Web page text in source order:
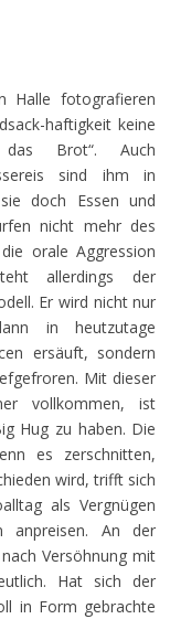
Halle fotografieren
haftigkeit keine
Brot“. Auch
sind ihm in
doch Essen und
nicht mehr des
orale Aggression
allerdings der
Er wird nicht nur
in heutzutage
ersäuft, sondern
Mit dieser
vollkommen, ist
Hug zu haben. Die
es zerschnitten,
wird, trifft sich
als Vergnügen
anpreisen. An der
Versöhnung mit
Hat sich der
in Form gebrachte